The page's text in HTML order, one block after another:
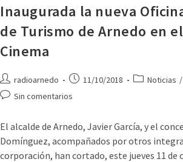
Inaugurada la nueva
de Turismo de Arnedo en
Cinema
radioarnedo 11/10/2018 Noticias /
Sin comentarios
El alcalde de Arnedo, Javier García, y el
Domínguez, acompañados por otros
corporación, han cortado, este jueves 11 de